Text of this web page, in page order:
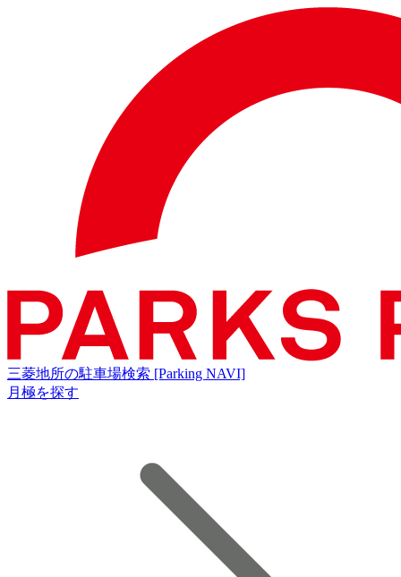
三菱地所の駐車場検索 [Parking NAVI]
月極を探す